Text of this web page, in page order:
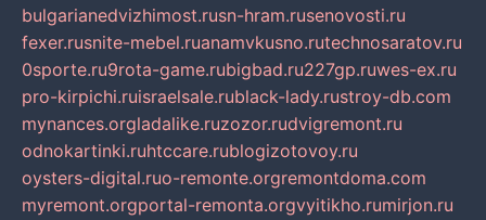
bulgarianedvizhimost.rusn-hram.rusenovosti.ru
fexer.rusnite-mebel.ruanamvkusno.rutechnosaratov.ru
0sporte.ru9rota-game.rubigbad.ru227gp.ruwes-ex.ru
pro-kirpichi.ruisraelsale.rublack-lady.rustroy-db.com
mynances.orgladalike.ruzozor.rudvigremont.ru
odnokartinki.ruhtccare.rublogizotovoy.ru
oysters-digital.ruo-remonte.orgremontdoma.com
myremont.orgportal-remonta.orgvyitikho.rumirjon.ru